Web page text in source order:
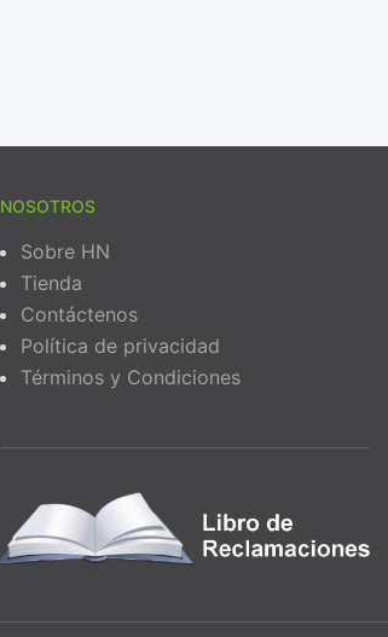
NOSOTROS
Sobre HN
Tienda
Contáctenos
Política de privacidad
Términos y Condiciones